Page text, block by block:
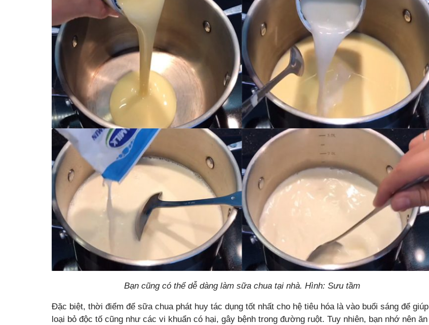
Bạn cũng có thể dễ dàng làm sữa chua tại nhà. Hình: Sưu tầm
Đặc biệt, thời điểm để sữa chua phát huy tác dụng tốt nhất cho hệ tiêu hóa là vào buổi sáng để giúp
loại bỏ độc tố cũng như các vi khuẩn có hại, gây bệnh trong đường ruột. Tuy nhiên, bạn nhớ nên ăn